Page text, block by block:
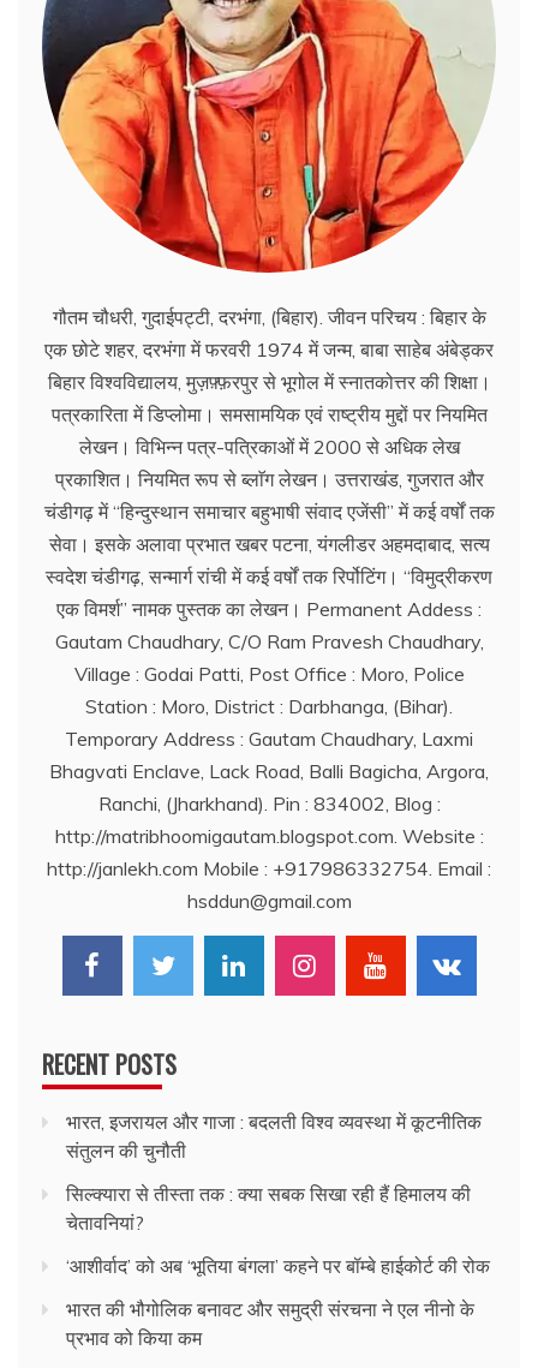
गौतम चौधरी, गुदाईपट्टी, दरभंगा, (बिहार). जीवन परिचय : बिहार के
एक छोटे शहर, दरभंगा में फरवरी 1974 में जन्म, बाबा साहेब अंबेड्कर
बिहार विश्वविद्यालय, मुज़फ़्फ़रपुर से भूगोल में स्नातकोत्तर की शिक्षा।
पत्रकारिता में डिप्लोमा। समसामयिक एवं राष्ट्रीय मुद्दों पर नियमित
लेखन। विभिन्न पत्र-पत्रिकाओं में 2000 से अधिक लेख
प्रकाशित। नियमित रूप से ब्लाॅग लेखन। उत्तराखंड, गुजरात और
चंडीगढ़ में ‘‘हिन्दुस्थान समाचार बहुभाषी संवाद एजेंसी’’ में कई वर्षों तक
सेवा। इसके अलावा प्रभात खबर पटना, यंगलीडर अहमदाबाद, सत्य
स्वदेश चंडीगढ़, सन्मार्ग रांची में कई वर्षों तक रिर्पोटिंग। ‘‘विमुद्रीकरण
एक विमर्श’’ नामक पुस्तक का लेखन। Permanent Addess :
Gautam Chaudhary, C/O Ram Pravesh Chaudhary,
Village : Godai Patti, Post Office : Moro, Police
Station : Moro, District : Darbhanga, (Bihar).
Temporary Address : Gautam Chaudhary, Laxmi
Bhagvati Enclave, Lack Road, Balli Bagicha, Argora,
Ranchi, (Jharkhand). Pin : 834002, Blog :
http://matribhoomigautam.blogspot.com. Website :
http://janlekh.com Mobile : +917986332754. Email :
hsddun@gmail.com
RECENT POSTS
भारत, इजरायल और गाजा : बदलती विश्व व्यवस्था में कूटनीतिक
संतुलन की चुनौती
सिल्क्यारा से तीस्ता तक : क्या सबक सिखा रही हैं हिमालय की
चेतावनियां?
‘आशीर्वाद’ को अब ‘भूतिया बंगला’ कहने पर बॉम्बे हाईकोर्ट की रोक
भारत की भौगोलिक बनावट और समुद्री संरचना ने एल नीनो के
प्रभाव को किया कम